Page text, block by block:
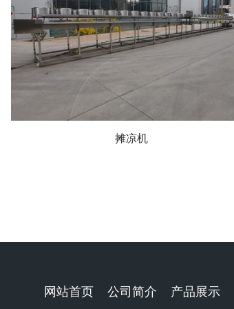
摊凉机
网站首页 公司简介 产品展示